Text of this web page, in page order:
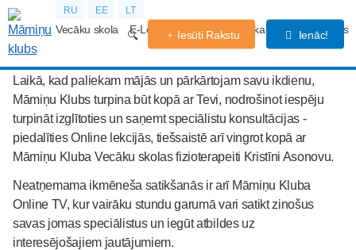
RU EE LT
Vecāku skola E-Lekcijas Grūtniecības kalendārs Forums
Iesūti Rakstu Ienāc!
Laikā, kad paliekam mājās un pārkārtojam savu ikdienu,
Māmiņu Klubs turpina būt kopā ar Tevi, nodrošinot iespēju
turpināt izglītoties un saņemt speciālistu konsultācijas -
piedalīties Online lekcijās, tiešsaistē arī vingrot kopā ar
Māmiņu Kluba Vecāku skolas fizioterapeiti Kristīni Asonovu.
Neatņemama ikmēneša satikšanās ir arī Māmiņu Kluba
Online TV, kur vairāku stundu garumā vari satikt zinošus
savas jomas speciālistus un iegūt atbildes uz
interesējošajiem jautājumiem.